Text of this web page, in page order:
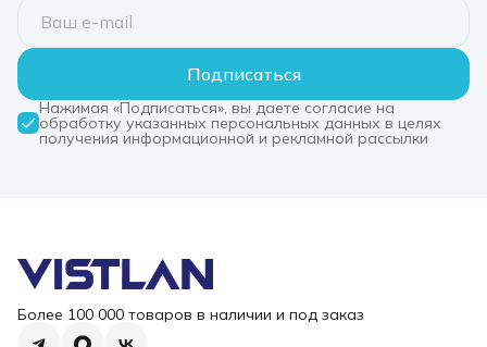
Подписаться
Нажимая «Подписаться», вы даете согласие на
обработку указанных персональных данных в целях
получения информационной и рекламной рассылки
Более 100 000 товаров в наличии и под заказ